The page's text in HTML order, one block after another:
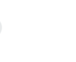
担とさせていただ
内 購入履歴画面に